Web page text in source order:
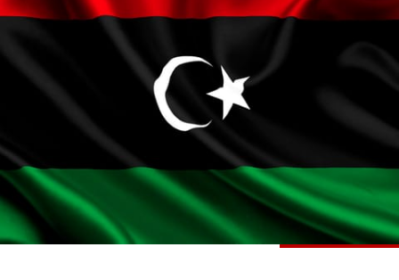
البرامج
شاهد البرامج
الترددات